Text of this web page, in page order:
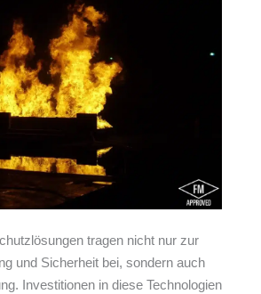
tragen nicht nur zur
und Sicherheit bei, sondern auch
Investitionen in diese Technologien